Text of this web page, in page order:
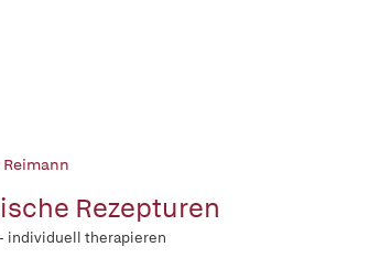
Reimann
Rezepturen
individuell therapieren